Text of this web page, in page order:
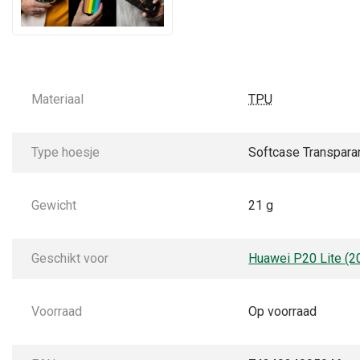
Materiaal TPU
Type hoesje Softcase
Gewicht 21 g
Geschikt voor Huawei P20 Lite
Voorraad Op voorraad